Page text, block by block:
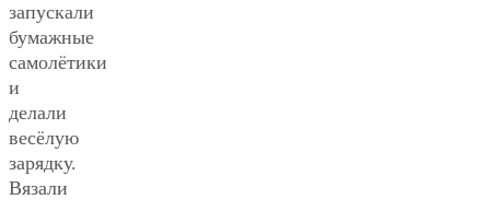
запускали
бумажные
самолётики
и
делали
весёлую
зарядку.
Вязали